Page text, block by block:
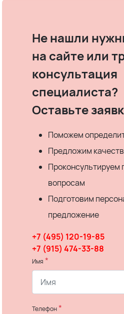
Не нашли
на сайте или
консультация
специалиста?
Оставьте
Поможем
Предложим
вопросам
Подготовим
предложение
+7 (495) 120-19-85
+7 (915) 474-33-88
Имя *
Телефон*